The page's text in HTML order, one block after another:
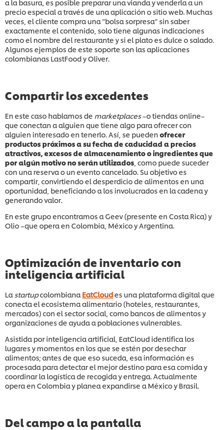
a la basura, es posible preparar una vianda y venderla a un
precio especial a través de una aplicación o sitio web. Muchas
veces, el cliente compra una “bolsa sorpresa” sin saber
exactamente el contenido, solo tiene algunas indicaciones
como el nombre del restaurante y si el plato es dulce o salado.
Algunos ejemplos de este soporte son las aplicaciones
colombianas LastFood y Oliver.
Compartir los excedentes
En este caso hablamos de marketplaces–o tiendas online–
que conectan a alguien que tiene algo para ofrecer con
alguien interesado en tenerlo. Así, se pueden ofrecer
productos próximos a su fecha de caducidad a precios
atractivos, excesos de almacenamiento o ingredientes que
por algún motivo no serán utilizados , como puede suceder
con una reserva o un evento cancelado. Su objetivo es
compartir, convirtiendo el desperdicio de alimentos en una
oportunidad, beneficiando a los involucrados en la cadena y
generando valor.
En este grupo encontramos a Geev (presente en Costa Rica) y
Olio –que opera en Colombia, México y Argentina.
Optimización de inventario con
inteligencia artificial
La startupcolombiana EatCloudes una plataforma digital que
conecta el ecosistema alimentario (hoteles, restaurantes,
mercados) con el sector social, como bancos de alimentos y
organizaciones de ayuda a poblaciones vulnerables.
Asistida por inteligencia artificial, EatCloud identifica los
lugares y momentos en los que se estén por desechar
alimentos; antes de que eso suceda, esa información es
procesada para detectar el mejor destino para esa comida y
coordinar la logística de recogida y entrega. Actualmente
opera en Colombia y planea expandirse a México y Brasil.
Del campo a la pantalla